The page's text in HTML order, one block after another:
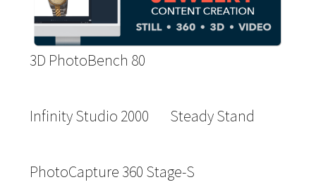
3D PhotoBench 80
Infinity Studio 2000 Steady Stand
PhotoCapture 360 Stage-S